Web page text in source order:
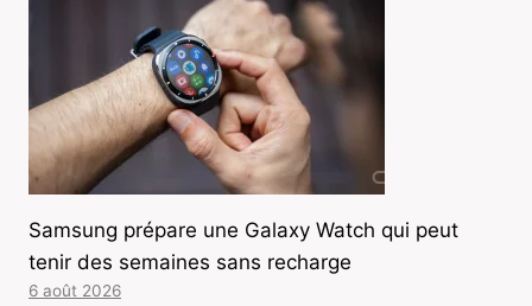
Samsung prépare une Galaxy Watch qui peut
tenir des semaines sans recharge
6 août 2026